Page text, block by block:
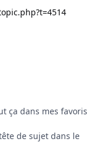
ça dans mes favoris
de sujet dans le